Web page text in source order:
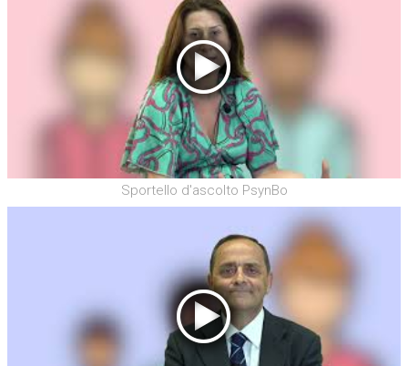
Sportello d'ascolto PsynBo